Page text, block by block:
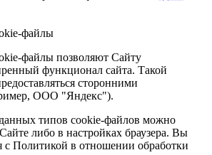
файлы
файлы позволяют Сайту
функционал сайта. Такой
сторонними
ООО "Яндекс").
типов cookie-файлов можно
либо в настройках браузера. Вы
с Политикой в отношении обработки